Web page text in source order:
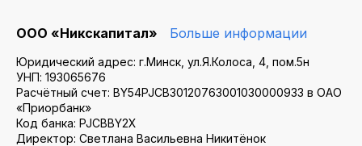
ООО «Никскапитал» Больше информации
Юридический адрес: г.Минск, ул.Я.Колоса, 4, пом.5н
УНП: 193065676
Расчётный счет: BY54PJCB30120763001030000933 в ОАО
«Приорбанк»
Код банка: PJCBBY2X
Директор: Светлана Васильевна Никитёнок